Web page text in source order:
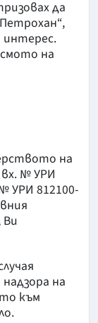
да
на
на
№ УРИ
УРИ 812100-
на
към